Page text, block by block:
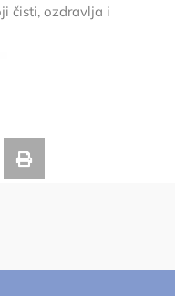
čisti, ozdravlja i